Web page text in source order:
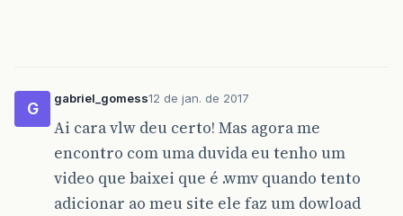
G
gabriel_gomess12 de jan. de 2017
Ai cara vlw deu certo! Mas agora me
encontro com uma duvida eu tenho um
video que baixei que é .wmv quando tento
adicionar ao meu site ele faz um dowload